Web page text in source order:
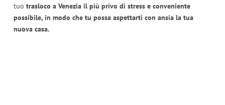
tuo trasloco a Venezia il più privo di stress e conveniente
possibile, in modo che tu possa aspettarti con ansia la tua
nuova casa.